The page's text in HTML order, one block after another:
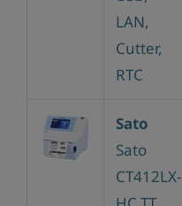
LAN,
Cutter,
RTC
Sato
Sato
CT412LX-